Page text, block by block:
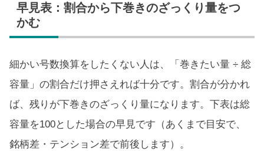
早見表：割合から下巻きのざっくり量をつ
かむ
細かい号数換算をしたくない人は、「巻きたい量 ÷ 総
容量」の割合だけ押さえれば十分です。割合が分かれ
ば、残りが下巻きのざっくり量になります。下表は総
容量を100とした場合の早見です（あくまで目安で、
銘柄差・テンション差で前後します）。